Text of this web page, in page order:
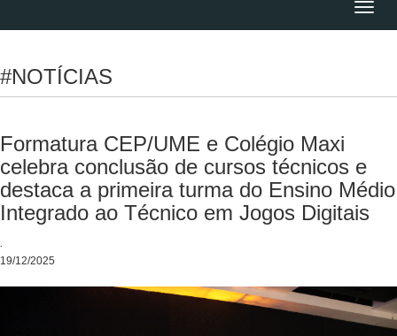
#NOTÍCIAS
Formatura CEP/UME e Colégio Maxi
celebra conclusão de cursos técnicos e
destaca a primeira turma do Ensino Médio
Integrado ao Técnico em Jogos Digitais
19/12/2025